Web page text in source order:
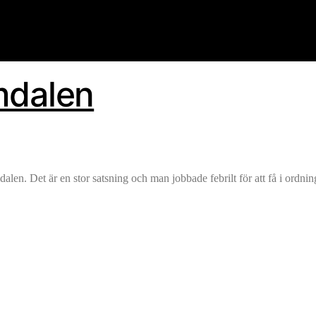
Det är en stor satsning och man jobbade febrilt för att få i